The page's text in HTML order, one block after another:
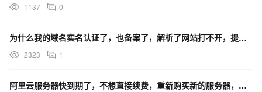
1137 0
为什么我的域名实名认证了，也备案了，解析了网站打不开，提示，注册局设置暂停解析(serverHold
2323 1
阿里云服务器快到期了，不想直接续费，重新购买新的服务器，那么原来的域名备案会有影响吗？